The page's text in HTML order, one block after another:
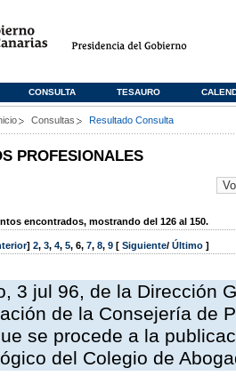
CONSULTA TESAURO
Consultas Resultado Consulta
PROFESIONALES
encontrados, mostrando del 126 al 150.
] 2, 3, 4, 5, 6, 7, 8, 9 [ Siguiente/ Último ]
3 jul 96, de la Dirección
de la Consejería de
se procede a la
del Colegio de